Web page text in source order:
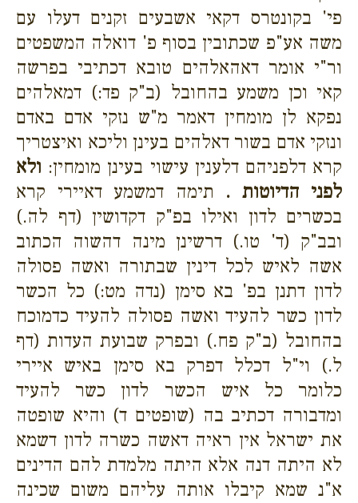
פי' בקונטרס דקאי אשבעים זקנים דעלו עם
משה אע"פ שכתובין בסוף פ' דואלה המשפטים
ור"י אומר דאהאלהים טובא דכתיבי בפרשה
קאי וכן משמע בהחובל (ב"ק פד:) דמאלהים
נפקא לן מומחין דאמר מ"ש נזקי אדם באדם
ונזקי אדם בשור דאלהים בעינן וליכא ואיצטריך
קרא דלפניהם דלענין עישוי בעינן מומחין: ולא
לפני הדיוטות . תימה דמשמע דאיירי קרא
בכשרים לדון ואילו בפ"ק דקדושין (דף לה.)
ובב"ק (ד' טו.) דרשינן מינה דהשוה הכתוב
אשה לאיש לכל דינין שבתורה ואשה פסולה
לדון דתנן בפ' בא סימן (נדה מט:) כל הכשר
לדון כשר להעיד ואשה פסולה להעיד כדמוכח
בהחובל (ב"ק פח.) ובפרק שבועת העדות (דף
ל.) וי"ל דכלל דפרק בא סימן באיש איירי
כלומר כל איש הכשר לדון כשר להעיד
ומדבורה דכתיב בה (שופטים ד) והיא שופטה
את ישראל אין ראיה דאשה כשרה לדון דשמא
לא היתה דנה אלא היתה מלמדת להם הדינים
א"נ שמא קיבלו אותה עליהם משום שכינה